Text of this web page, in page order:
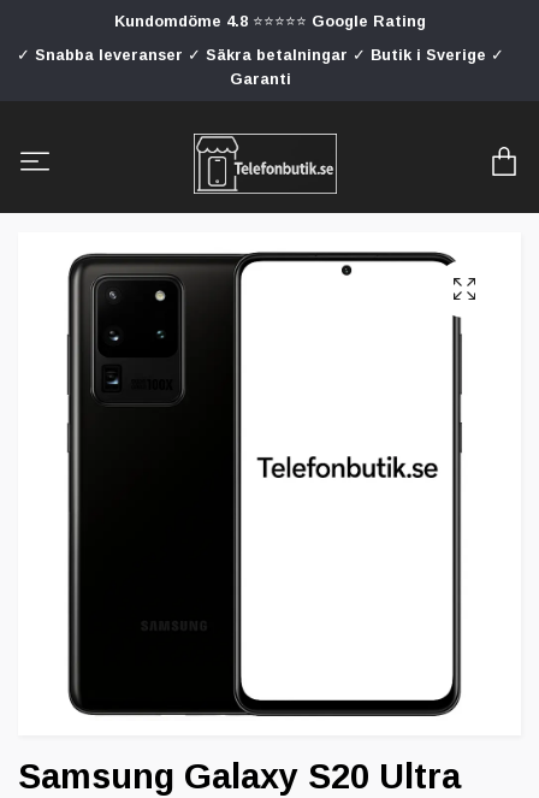
Kundomdöme 4.8 ⭐⭐⭐⭐⭐ Google Rating
✓ Snabba leveranser ✓ Säkra betalningar ✓ Butik i Sverige ✓
Garanti
Samsung Galaxy S20 Ultra